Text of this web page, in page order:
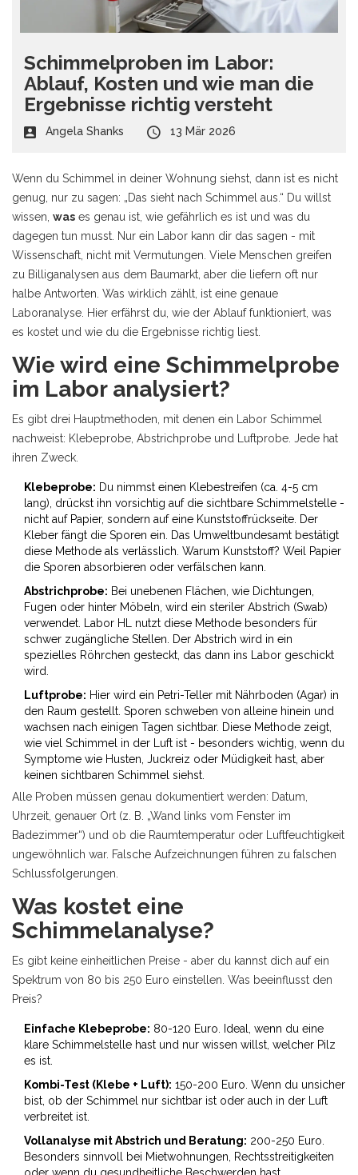
Schimmelproben im Labor:
Ablauf, Kosten und wie man die
Ergebnisse richtig versteht
Angela Shanks 13 Mär 2026
Wenn du Schimmel in deiner Wohnung siehst, dann ist es nicht
genug, nur zu sagen: „Das sieht nach Schimmel aus.“ Du willst
wissen, was es genau ist, wie gefährlich es ist und was du
dagegen tun musst. Nur ein Labor kann dir das sagen - mit
Wissenschaft, nicht mit Vermutungen. Viele Menschen greifen
zu Billiganalysen aus dem Baumarkt, aber die liefern oft nur
halbe Antworten. Was wirklich zählt, ist eine genaue
Laboranalyse. Hier erfährst du, wie der Ablauf funktioniert, was
es kostet und wie du die Ergebnisse richtig liest.
Wie wird eine Schimmelprobe
im Labor analysiert?
Es gibt drei Hauptmethoden, mit denen ein Labor Schimmel
nachweist: Klebeprobe, Abstrichprobe und Luftprobe. Jede hat
ihren Zweck.
Klebeprobe: Du nimmst einen Klebestreifen (ca. 4-5 cm
lang), drückst ihn vorsichtig auf die sichtbare Schimmelstelle -
nicht auf Papier, sondern auf eine Kunststoffrückseite. Der
Kleber fängt die Sporen ein. Das Umweltbundesamt bestätigt
diese Methode als verlässlich. Warum Kunststoff? Weil Papier
die Sporen absorbieren oder verfälschen kann.
Abstrichprobe: Bei unebenen Flächen, wie Dichtungen,
Fugen oder hinter Möbeln, wird ein steriler Abstrich (Swab)
verwendet. Labor HL nutzt diese Methode besonders für
schwer zugängliche Stellen. Der Abstrich wird in ein
spezielles Röhrchen gesteckt, das dann ins Labor geschickt
wird.
Luftprobe: Hier wird ein Petri-Teller mit Nährboden (Agar) in
den Raum gestellt. Sporen schweben von alleine hinein und
wachsen nach einigen Tagen sichtbar. Diese Methode zeigt,
wie viel Schimmel in der Luft ist - besonders wichtig, wenn du
Symptome wie Husten, Juckreiz oder Müdigkeit hast, aber
keinen sichtbaren Schimmel siehst.
Alle Proben müssen genau dokumentiert werden: Datum,
Uhrzeit, genauer Ort (z. B. „Wand links vom Fenster im
Badezimmer“) und ob die Raumtemperatur oder Luftfeuchtigkeit
ungewöhnlich war. Falsche Aufzeichnungen führen zu falschen
Schlussfolgerungen.
Was kostet eine
Schimmelanalyse?
Es gibt keine einheitlichen Preise - aber du kannst dich auf ein
Spektrum von 80 bis 250 Euro einstellen. Was beeinflusst den
Preis?
Einfache Klebeprobe: 80-120 Euro. Ideal, wenn du eine
klare Schimmelstelle hast und nur wissen willst, welcher Pilz
es ist.
Kombi-Test (Klebe + Luft): 150-200 Euro. Wenn du unsicher
bist, ob der Schimmel nur sichtbar ist oder auch in der Luft
verbreitet ist.
Vollanalyse mit Abstrich und Beratung: 200-250 Euro.
Besonders sinnvoll bei Mietwohnungen, Rechtsstreitigkeiten